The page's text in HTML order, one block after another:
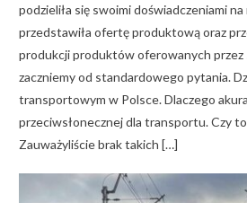
podzieliła się swoimi doświadczeniami
przedstawiła ofertę produktową oraz
produkcji produktów oferowanych przez
zaczniemy od standardowego pytania.
transportowym w Polsce. Dlaczego
przeciwsłonecznej dla transportu. Czy
Zauważyliście brak takich […]